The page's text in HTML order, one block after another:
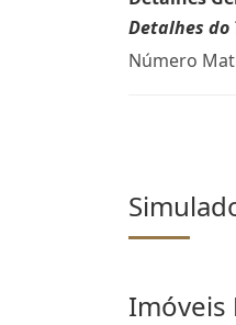
Detalhes do
Número
Imóveis